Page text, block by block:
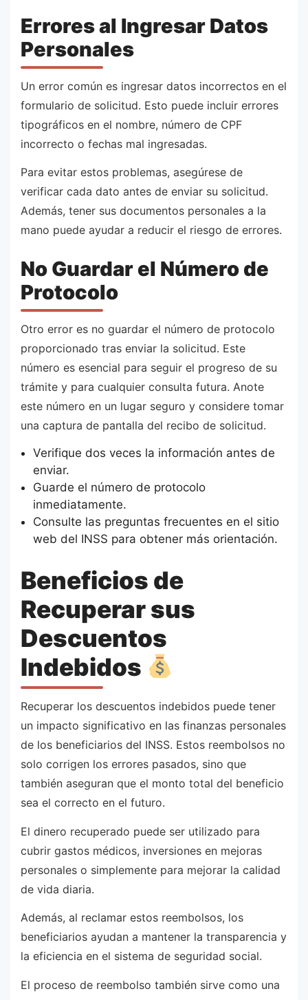
Errores al Ingresar Datos
Personales
Un error común es ingresar datos incorrectos en el
formulario de solicitud. Esto puede incluir errores
tipográficos en el nombre, número de CPF
incorrecto o fechas mal ingresadas.
Para evitar estos problemas, asegúrese de
verificar cada dato antes de enviar su solicitud.
Además, tener sus documentos personales a la
mano puede ayudar a reducir el riesgo de errores.
No Guardar el Número de
Protocolo
Otro error es no guardar el número de protocolo
proporcionado tras enviar la solicitud. Este
número es esencial para seguir el progreso de su
trámite y para cualquier consulta futura. Anote
este número en un lugar seguro y considere tomar
una captura de pantalla del recibo de solicitud.
Verifique dos veces la información antes de
enviar.
Guarde el número de protocolo
inmediatamente.
Consulte las preguntas frecuentes en el sitio
web del INSS para obtener más orientación.
Beneficios de
Recuperar sus
Descuentos
Indebidos
Recuperar los descuentos indebidos puede tener
un impacto significativo en las finanzas personales
de los beneficiarios del INSS. Estos reembolsos no
solo corrigen los errores pasados, sino que
también aseguran que el monto total del beneficio
sea el correcto en el futuro.
El dinero recuperado puede ser utilizado para
cubrir gastos médicos, inversiones en mejoras
personales o simplemente para mejorar la calidad
de vida diaria.
Además, al reclamar estos reembolsos, los
beneficiarios ayudan a mantener la transparencia y
la eficiencia en el sistema de seguridad social.
El proceso de reembolso también sirve como una